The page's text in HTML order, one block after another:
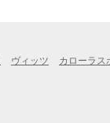
ヴィッツ カローラス